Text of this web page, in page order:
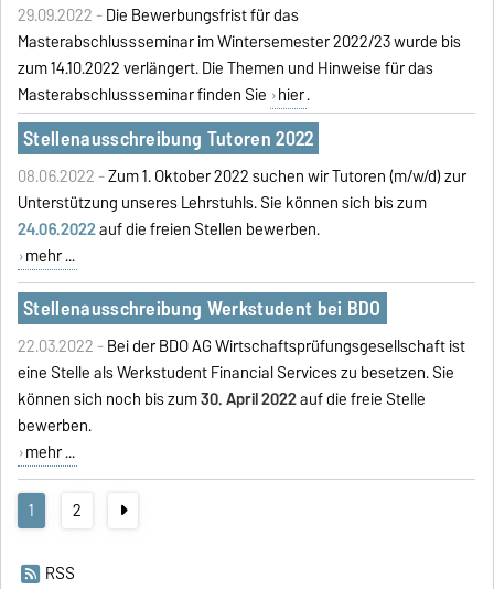
29.09.2022 -Die Bewerbungsfrist für das
Masterabschlussseminar im Wintersemester 2022/23 wurde bis
zum 14.10.2022 verlängert. Die Themen und Hinweise für das
Masterabschlussseminar finden Sie hier.
Stellenausschreibung Tutoren 2022
08.06.2022 -Zum 1. Oktober 2022 suchen wir Tutoren (m/w/d) zur
Unterstützung unseres Lehrstuhls. Sie können sich biszum
24.06.2022auf die freien Stellen bewerben.
mehr ...
Stellenausschreibung Werkstudent bei BDO
22.03.2022 -Bei der BDO AG Wirtschaftsprüfungsgesellschaft ist
eine Stelle als Werkstudent Financial Services zu besetzen. Sie
können sich noch bis zum30. April 2022auf die freie Stelle
bewerben.
mehr ...
1 2
RSS